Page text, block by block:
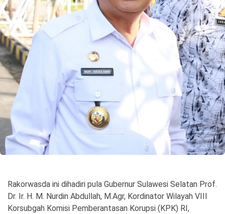
©
Copyright
2026
Spirit
Sulawesi
Rakorwasda ini dihadiri pula Gubernur Sulawesi Selatan Prof.
Dr. Ir. H. M. Nurdin Abdullah, M.Agr, Kordinator Wilayah VIII
Korsubgah Komisi Pemberantasan Korupsi (KPK) RI,